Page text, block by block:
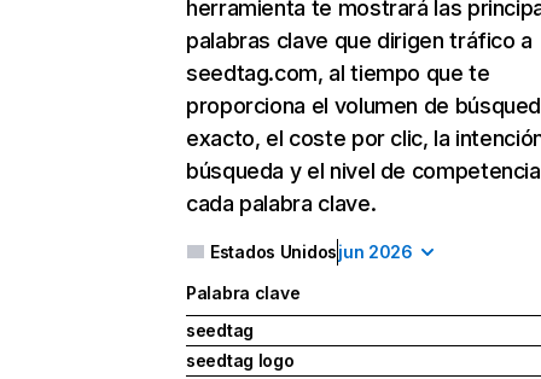
herramienta te mostrará las
palabras clave que dirigen tráfico a
seedtag.com, al tiempo que te
proporciona el volumen de
exacto, el coste por clic, la
búsqueda y el nivel de
cada palabra clave.
Estados Unidosjun 2026
Palabra clave
seedtag
seedtag logo